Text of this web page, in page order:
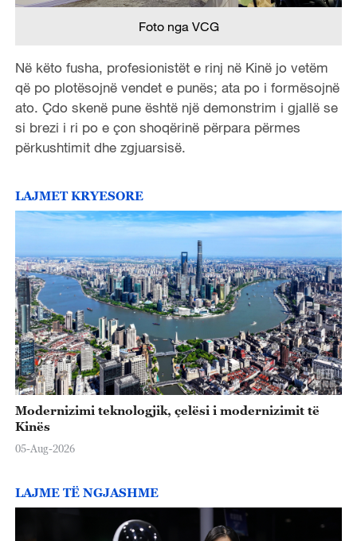
Foto nga VCG
Në këto fusha, profesionistët e rinj në Kinë jo vetëm
që po plotësojnë vendet e punës; ata po i formësojnë
ato. Çdo skenë pune është një demonstrim i gjallë se
si brezi i ri po e çon shoqërinë përpara përmes
përkushtimit dhe zgjuarsisë.
LAJMET KRYESORE
Modernizimi teknologjik, çelësi i modernizimit të
Kinës
05-Aug-2026
LAJME TË NGJASHME